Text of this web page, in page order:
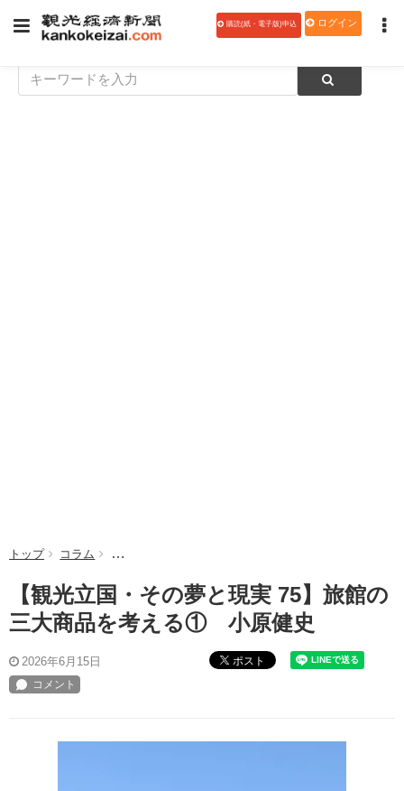
購読(紙・電子版)申込 ログイン
トップ コラム 【観光立国・その夢と現実 75】旅館の三大商品を考
【観光立国・その夢と現実 75】旅館の
三大商品を考える① 小原健史
2026年6月15日 ポスト